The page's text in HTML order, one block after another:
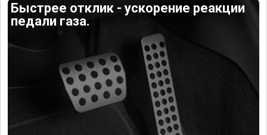
Быстрее отклик - ускорение реакции
педали газа.